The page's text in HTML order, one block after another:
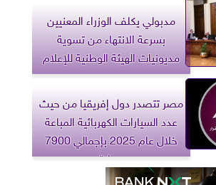
مدبولي يكلف الوزراء المعنيين
بسرعة الانتهاء من تسوية
مديونيات الهيئة الوطنية للإعلام
مصر تتصدر دول إفريقيا من حيث
عدد السيارات الكهربائية المباعة
خلال عام 2025 بإجمالي 7900
سيارة